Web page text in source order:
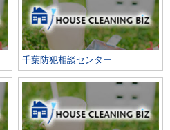
千葉防犯相談センター